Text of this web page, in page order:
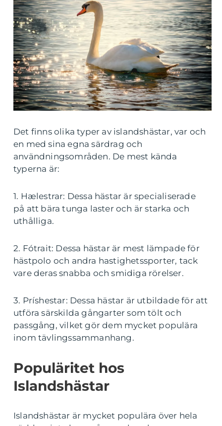
Det finns olika typer av islandshästar, var och
en med sina egna särdrag och
användningsområden. De mest kända
typerna är:
1. Hælestrar: Dessa hästar är specialiserade
på att bära tunga laster och är starka och
uthålliga.
2. Fótrait: Dessa hästar är mest lämpade för
hästpolo och andra hastighetssporter, tack
vare deras snabba och smidiga rörelser.
3. Príshestar: Dessa hästar är utbildade för att
utföra särskilda gångarter som tölt och
passgång, vilket gör dem mycket populära
inom tävlingssammanhang.
Populäritet hos
Islandshästar
Islandshästar är mycket populära över hela